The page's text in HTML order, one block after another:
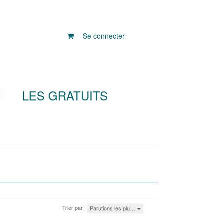
Se connecter
LES GRATUITS
Trier par : Parutions les plu…